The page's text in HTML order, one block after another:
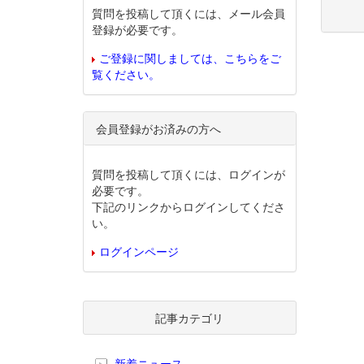
質問を投稿して頂くには、メール会員
登録が必要です。
ご登録に関しましては、こちらをご
覧ください。
会員登録がお済みの方へ
質問を投稿して頂くには、ログインが
必要です。
下記のリンクからログインしてくださ
い。
ログインページ
記事カテゴリ